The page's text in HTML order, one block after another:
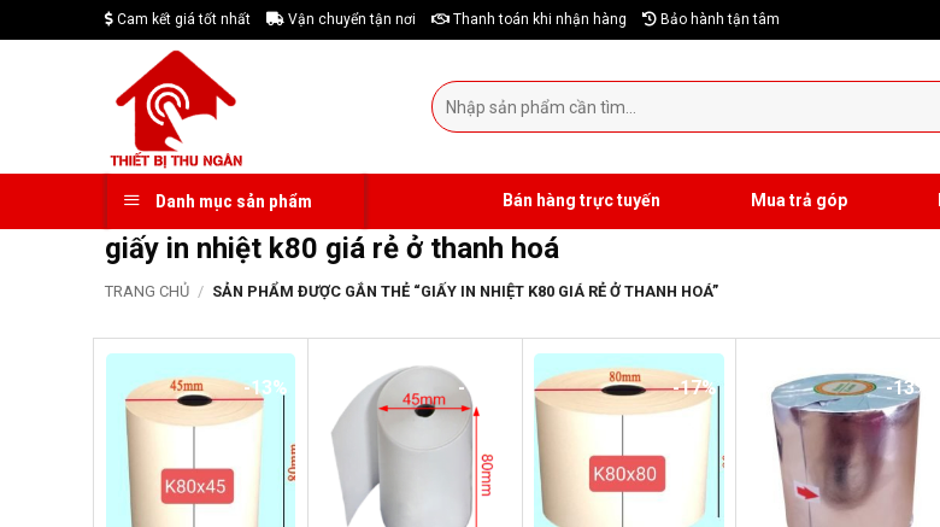
to
Cam kết giá tốt nhất Vận chuyển tận nơi Thanh toán khi nhận hàng Bảo hành tận tâm
Tìm
kiếm:
Danh mục sản phẩm Bán hàng trực tuyến Mua trả góp
giấy in nhiệt k80 giá rẻ ở thanh hoá
TRANG CHỦ / SẢN PHẨM ĐƯỢC GẮN THẺ “GIẤY IN NHIỆT K80 GIÁ RẺ Ở THANH HOÁ”
-13% -17% -17% -13%